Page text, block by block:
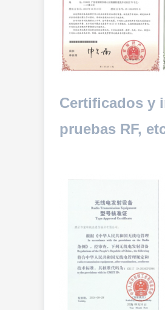
Certificados y
pruebas RF,